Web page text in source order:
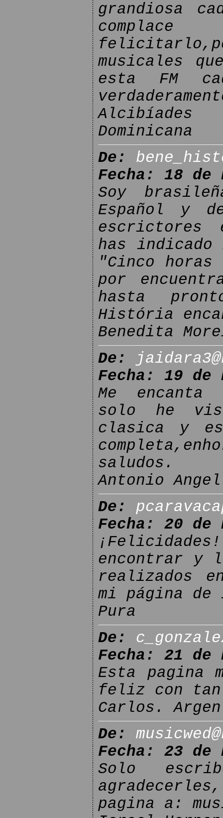
grandiosa
complace
musicales
esta FM
Alcibíades
Dominicana
De:
Fecha: 18 de
Soy
Español y
escrictores
has
"Cinco
por
hasta
História
Benedita
De:
Fecha: 19 de
Me encanta
solo he
clasica y
saludos.
Antonio
De:
Fecha: 20 de
encontrar y
realizados
mi página
Pura
De:
Fecha: 21 de
Esta pagina
feliz con
Carlos.
De:
Fecha: 23 de
Solo
pagina a: